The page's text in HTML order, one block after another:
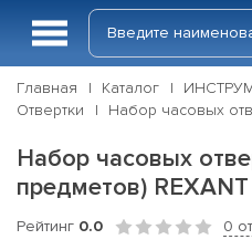
Главная Каталог
Отвертки
Набор часовых
Набор часовых
предметов) REXANT
Рейтинг 0.0 0